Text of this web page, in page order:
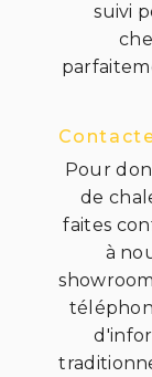
suivi
Pour
de
faites
à